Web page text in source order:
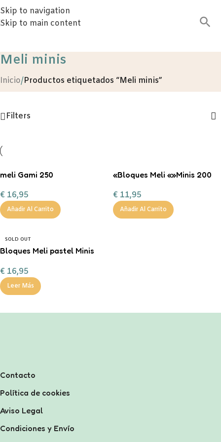
Skip to navigation
Skip to main content
Meli minis
Inicio/Productos etiquetados “Meli minis”
Filters
meli Gami 250
€ 16,95
Añadir Al Carrito
«Bloques Meli «»Minis 200
€ 11,95
Añadir Al Carrito
SOLD OUT
Bloques Meli pastel Minis
€ 16,95
Leer Más
Contacto
Política de cookies
Aviso Legal
Condiciones y Envío